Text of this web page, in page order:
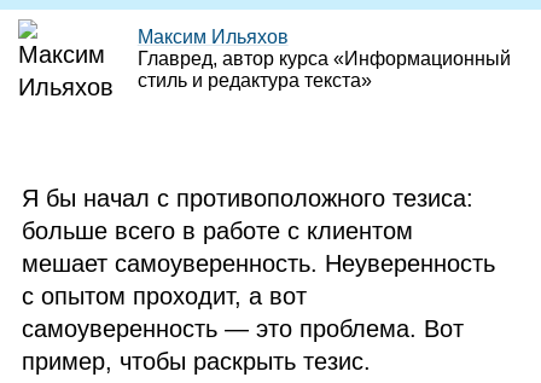
Максим Ильяхов
Главред, автор курса «Информационный
стиль и редактура текста»
Я бы начал с противоположного тезиса:
больше всего в работе с клиентом
мешает самоуверенность. Неуверенность
с опытом проходит, а вот
самоуверенность — это проблема. Вот
пример, чтобы раскрыть тезис.